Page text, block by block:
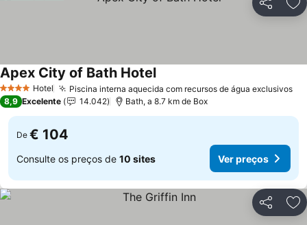
Partilhar
4 EstrelasHotel Piscina interna aquecida com recursos de água exclusivos
Apex City of Bath Hotel
8,9 Excelente 14.042 Bath, a 8.7 km de Box
De € 104
Consulte os preços de 10 sites Ver preços
Partilhar